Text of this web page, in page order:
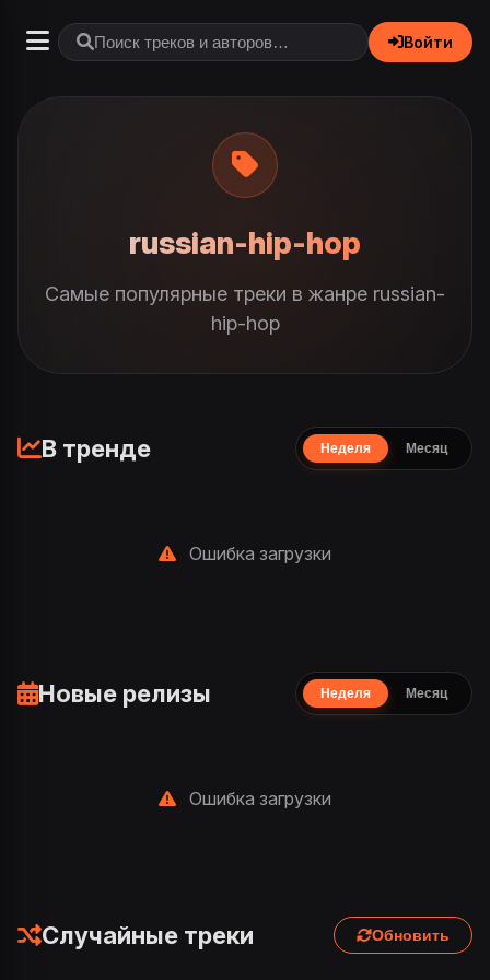
Войти
russian-hip-hop
Самые популярные треки в жанре russian-
hip-hop
В тренде Неделя Месяц
Ошибка загрузки
Новые релизы Неделя Месяц
Ошибка загрузки
Случайные треки Обновить